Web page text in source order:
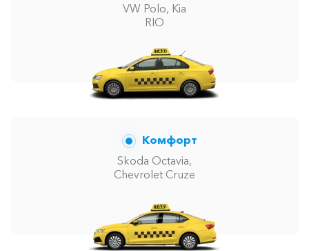
VW Polo, Kia
RIO
Комфорт
Skoda Octavia,
Chevrolet Cruze